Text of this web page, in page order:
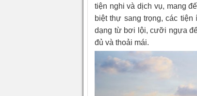
tiện nghi và dịch vụ, mang
biệt thự sang trọng, các
dạng từ bơi lội, cưỡi ngựa
đủ và thoải mái.